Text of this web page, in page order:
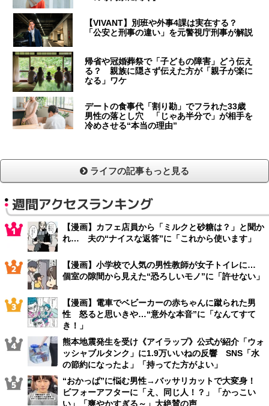
【VIVANT】別班や外事4課は実在する？
「公安と刑事の違い」を元警視庁刑事が解説
帰省や冠婚葬祭で「子どもの障害」どう伝え
る？ 親族に隠さず伝えた方が「親子が楽に
なる」ワケ
デートの食事代「割り勘」でフラれた33歳
男性の落とし穴 「じゃあ半分で」が相手を
冷めさせる“本当の理由”
ライフの記事もっと見る
週間アクセスランキング
【漫画】カフェ店員から「ミルクと砂糖は？」と聞か
れ… 夫の“ナイスな返答”に「これから使います」
【漫画】小学校で人気の男性教師が女子トイレに…
個室の隙間から見えた“恐ろしいモノ”に「許せない」
【漫画】電車でベビーカーの赤ちゃんに蹴られた男
性 怒ると思いきや…“意外な本音”に「なんてすて
き！」
熊本地震発生を受け《アイラップ》公式が紹介「ウォ
ッシャブルタンク」に1.9万いいねの反響 SNS「水
の節約になったよ」「持ってた方がよい」
“おかっぱ”に悩む男性→バッサリカットで大変身！
ビフォーアフターに「え、同じ人！？」「かっこい
い」「爽やかすぎる～」大絶賛の声